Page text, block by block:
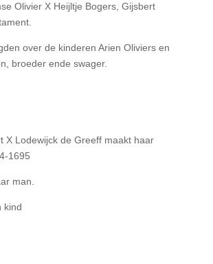
Olivier X Heijltje Bogers, Gijsbert
over de kinderen Arien Oliviers en
broeder ende swager.
X Lodewijck de Greeff maakt haar
1695
man.
kind